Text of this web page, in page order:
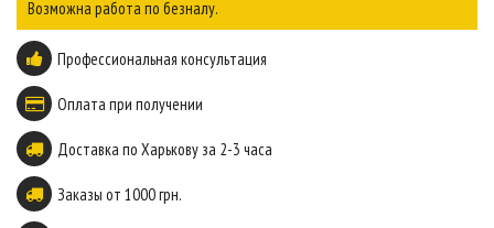
Возможна работа по безналу.
Профессиональная консультация
Оплата при получении
Доставка по Харькову за 2-3 часа
Заказы от 1000 грн.